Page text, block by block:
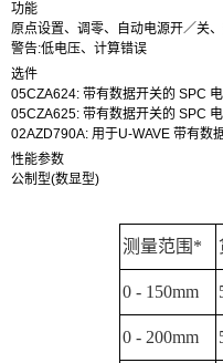
功能
原点设置、调零、自动电源开／关
警告:低电压、计算错误
选件
05CZA624: 带有数据开关的 SPC
05CZA625: 带有数据开关的 SPC
02AZD790A: 用于U-WAVE 带有数
性能参数
公制型(数显型)
测量范围*
0 - 150mm
0 - 200mm